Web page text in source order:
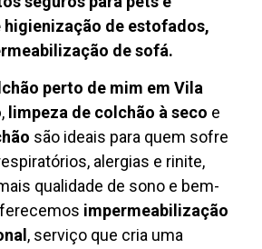
de estofados,
de sofá.
perto de mim em Vila
, limpeza de colchão à seco e
são ideais para quem sofre
alergias e rinite,
qualidade de sono e bem-
impermeabilização
, serviço que cria uma